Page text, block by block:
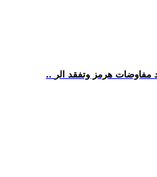
مفاوضات هرمز وتفقد الر